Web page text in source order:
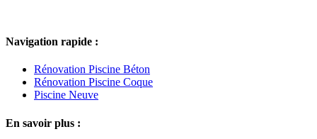
Navigation rapide :
Rénovation Piscine Béton
Rénovation Piscine Coque
Piscine Neuve
En savoir plus :